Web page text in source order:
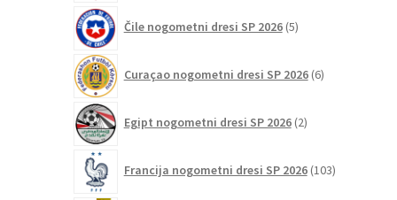
Čile nogometni dresi SP 2026 5izdelkov
Curaçao nogometni dresi SP 2026 6izdelkov
Egipt nogometni dresi SP 2026 2izdelka
Francija nogometni dresi SP 2026 103izdelki